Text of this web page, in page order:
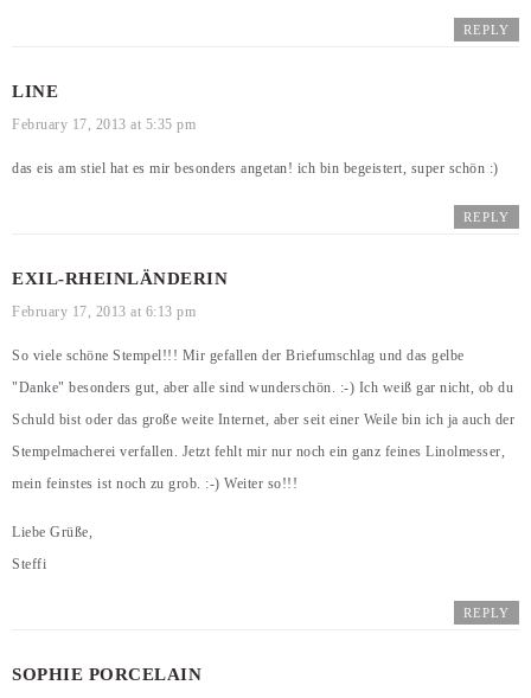
REPLY
LINE
February 17, 2013 at 5:35 pm
das eis am stiel hat es mir besonders angetan! ich bin begeistert, super schön :)
REPLY
EXIL-RHEINLÄNDERIN
February 17, 2013 at 6:13 pm
So viele schöne Stempel!!! Mir gefallen der Briefumschlag und das gelbe
"Danke" besonders gut, aber alle sind wunderschön. :-) Ich weiß gar nicht, ob du
Schuld bist oder das große weite Internet, aber seit einer Weile bin ich ja auch der
Stempelmacherei verfallen. Jetzt fehlt mir nur noch ein ganz feines Linolmesser,
mein feinstes ist noch zu grob. :-) Weiter so!!!
Liebe Grüße,
Steffi
REPLY
SOPHIE PORCELAIN